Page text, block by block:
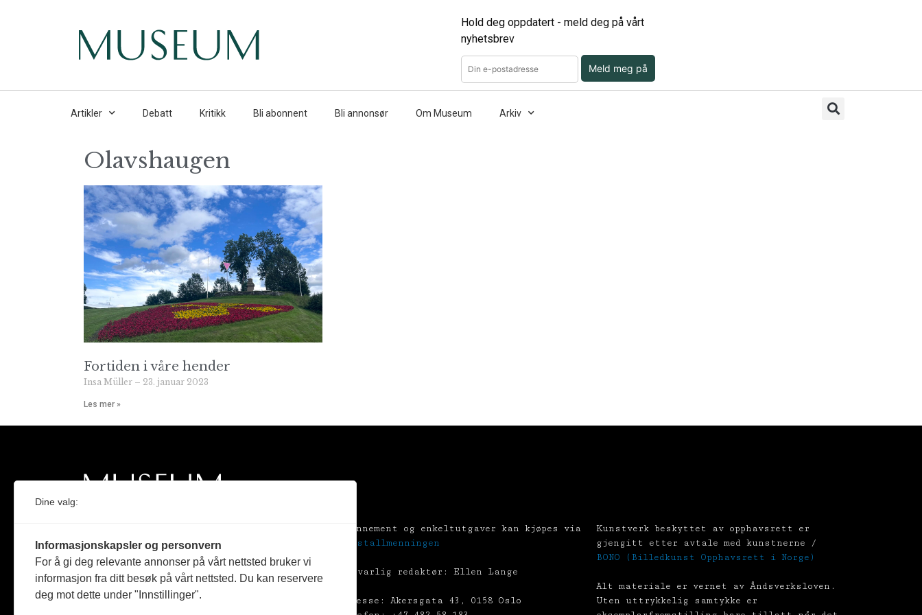
Hold deg oppdatert - meld deg på vårt
nyhetsbrev
Meld meg på
Artikler Debatt Kritikk Bli abonnent Bli annonsør Om Museum Arkiv
Olavshaugen
Fortiden i våre hender
Insa Müller 23. januar 2023
Les mer »
Medlem i Norsk tidsskriftforening og
Fagpressen
Støttet av Kulturrådet og Norges
Abonnement og enkeltutgaver kan kjøpes via
Tekstallmenningen
Ansvarlig redaktør: Ellen Lange
Adresse: Akersgata 43, 0158 Oslo
Kunstverk beskyttet av opphavsrett er
gjengitt etter avtale med kunstnerne /
BONO (Billedkunst Opphavsrett i Norge)
Alt materiale er vernet av Åndsverksloven.
Uten uttrykkelig samtykke er
Dine valg:
Informasjonskapsler og personvern
For å gi deg relevante annonser på vårt nettsted bruker vi
informasjon fra ditt besøk på vårt nettsted. Du kan reservere
deg mot dette under "Innstillinger".